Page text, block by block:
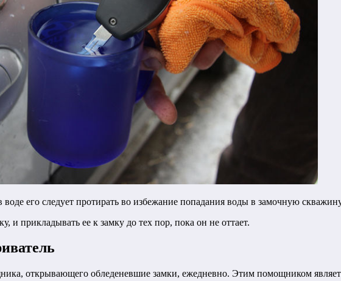
его следует протирать во избежание попадания воды в замочную
и прикладывать ее к замку до тех пор, пока он не оттает.
открывающего обледеневшие замки, ежедневно. Этим помощником